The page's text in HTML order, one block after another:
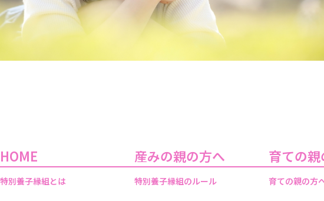
HOME 産みの親の方へ 育ての
特別養子縁組とは 特別養子縁組のルール 育ての親の方